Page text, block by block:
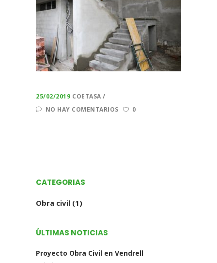
25/02/2019 COETASA
NO HAY COMENTARIOS
0
CATEGORIAS
Obra civil (1)
ÚLTIMAS NOTICIAS
Proyecto Obra Civil en Vendrell